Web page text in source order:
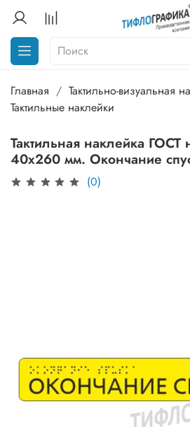
Главная
Тактильно-визуальная
Тактильные наклейки
Тактильная наклейка ГОСТ
40х260 мм. Окончание
(0)